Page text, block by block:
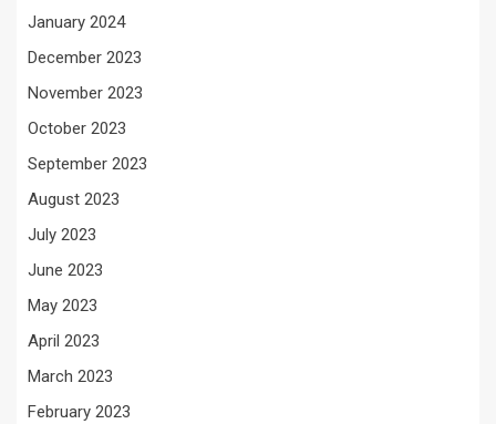
January 2024
December 2023
November 2023
October 2023
September 2023
August 2023
July 2023
June 2023
May 2023
April 2023
March 2023
February 2023